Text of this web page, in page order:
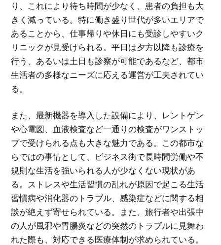
り、これにより待ち時間が少なく、患者の負担も大
きく減っている。特に働き盛り世代が多いエリアで
あることから、仕事帰りや休日にも受診しやすいク
リニックが見受けられる。平日は夕方以降も診療を
行う、あるいは土日も診察が可能であるなど、都市
生活者の多様なニーズに応える運営が工夫されてい
る。
また、最新機器を導入した設備により、レントゲン
や心電図、血液検査など一通りの検査がワンストッ
プで受けられる点も大きな魅力である。この都市な
らではの事情として、ビジネス街で長時間労働や不
規則な生活を強いられる人が少なくない現状があ
る。ストレスや生活習慣の乱れが原因で起こる生活
習慣病や消化器のトラブル、感染症などに関する相
談が絶えず寄せられている。また、旅行者や出張中
の人が風邪や胃腸炎などの突然のトラブルに見舞わ
れた際も、対応できる医療体制が求められている。